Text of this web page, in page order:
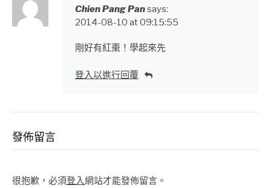
Chien Pang Pansays:
2014-08-10 at 09:15:55
剛好有紅棗！學起來先
登入以進行回覆
發佈留言
很抱歉，必須登入網站才能發佈留言。